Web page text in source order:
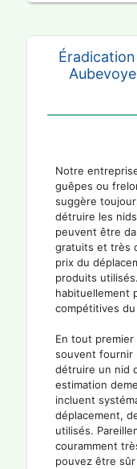
Notre
guêpes ou
suggère
détruire les
peuvent être
gratuits et très
prix du
produits
habituellement
compétitives du
En tout
souvent fournir
détruire un nid
estimation
incluent
déplacement,
utilisés.
couramment
pouvez être